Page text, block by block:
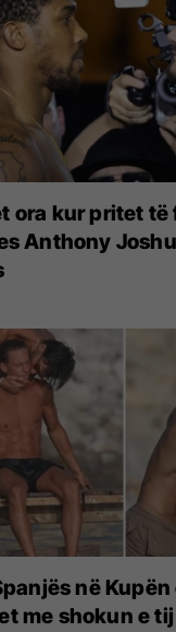
ora kur pritet
Anthony
në
me shokun e